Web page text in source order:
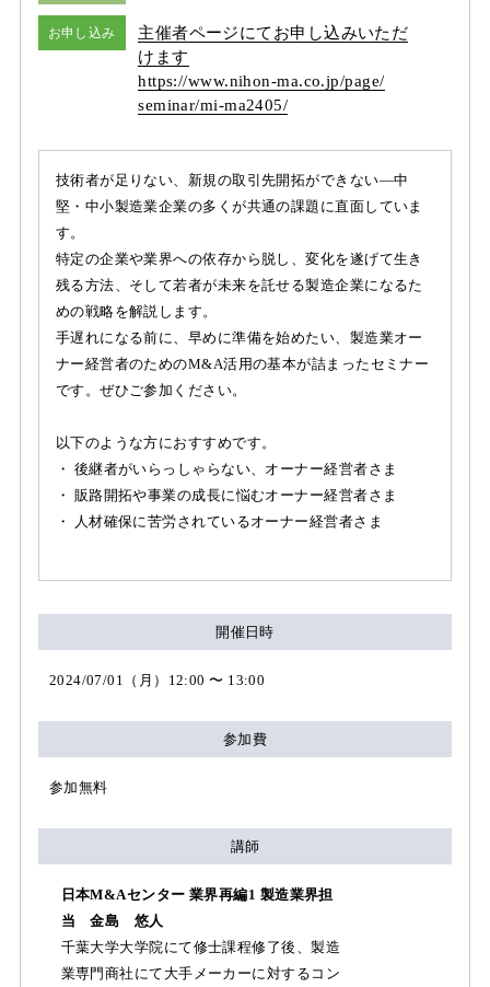
お申し込み
主催者ページにてお申し込みいただ
けます
https://www.nihon-ma.co.jp/page/
seminar/mi-ma2405/
技術者が足りない、新規の取引先開拓ができない―中
堅・中小製造業企業の多くが共通の課題に直面していま
す。
特定の企業や業界への依存から脱し、変化を遂げて生き
残る方法、そして若者が未来を託せる製造企業になるた
めの戦略を解説します。
手遅れになる前に、早めに準備を始めたい、製造業オー
ナー経営者のためのM&A活用の基本が詰まったセミナー
です。ぜひご参加ください。
以下のような方におすすめです。
・ 後継者がいらっしゃらない、オーナー経営者さま
・ 販路開拓や事業の成長に悩むオーナー経営者さま
・ 人材確保に苦労されているオーナー経営者さま
開催日時
2024/07/01（月）12:00 〜 13:00
参加費
参加無料
講師
日本M&Aセンター 業界再編1 製造業界担
当 金島 悠人
千葉大学大学院にて修士課程修了後、製造
業専門商社にて大手メーカーに対するコン